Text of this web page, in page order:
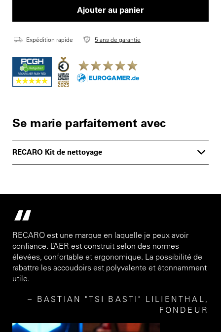
Ajouter au panier
Expédition rapide 5 ans de garantie
Se marie parfaitement avec
RECARO Kit de nettoyage
RECARO est une marque en laquelle je peux avoir
confiance. L’AER est construit selon des normes
élevées, confortable et ergonomique. La possibilité de
rabattre les accoudoirs est polyvalente et étonnamment
utile.
BASTIAN "TSI BASTI" LILIENTHAL,
FONDEUR